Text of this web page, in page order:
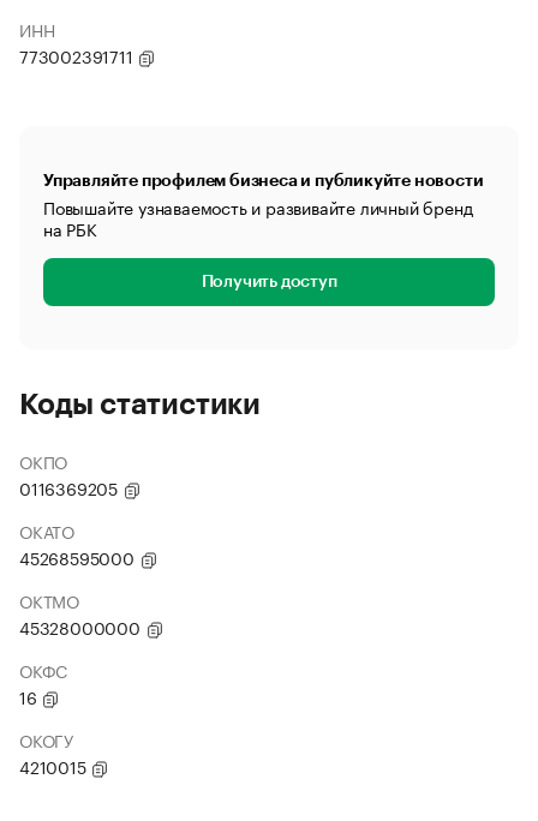
ИНН
773002391711
Управляйте профилем бизнеса и публикуйте новости
Повышайте узнаваемость и развивайте личный бренд
на РБК
Получить доступ
Коды статистики
ОКПО
0116369205
ОКАТО
45268595000
ОКТМО
45328000000
ОКФС
16
ОКОГУ
4210015